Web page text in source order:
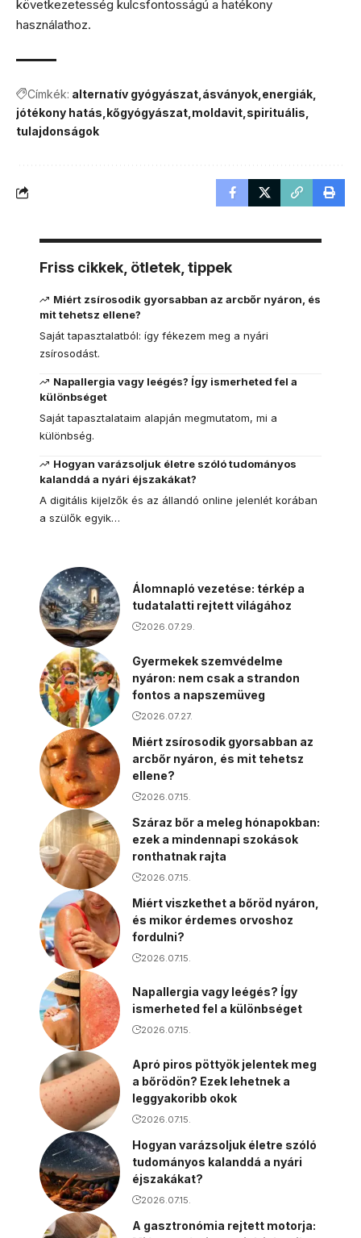
következetesség kulcsfontosságú a hatékony
használathoz.
Címkék: alternatív gyógyászat ásványok energiák
jótékony hatás kőgyógyászat moldavit spirituális
tulajdonságok
Friss cikkek, ötletek, tippek
Miért zsírosodik gyorsabban az arcbőr nyáron, és
mit tehetsz ellene?
Saját tapasztalatból: így fékezem meg a nyári
zsírosodást.
Napallergia vagy leégés? Így ismerheted fel a
különbséget
Saját tapasztalataim alapján megmutatom, mi a
különbség.
Hogyan varázsoljuk életre szóló tudományos
kalanddá a nyári éjszakákat?
A digitális kijelzők és az állandó online jelenlét korában
a szülők egyik…
Álomnapló vezetése: térkép a
tudatalatti rejtett világához
2026.07.29.
Gyermekek szemvédelme
nyáron: nem csak a strandon
fontos a napszemüveg
2026.07.27.
Miért zsírosodik gyorsabban az
arcbőr nyáron, és mit tehetsz
ellene?
2026.07.15.
Száraz bőr a meleg hónapokban:
ezek a mindennapi szokások
ronthatnak rajta
2026.07.15.
Miért viszkethet a bőröd nyáron,
és mikor érdemes orvoshoz
fordulni?
2026.07.15.
Napallergia vagy leégés? Így
ismerheted fel a különbséget
2026.07.15.
Apró piros pöttyök jelentek meg
a bőrödön? Ezek lehetnek a
leggyakoribb okok
2026.07.15.
Hogyan varázsoljuk életre szóló
tudományos kalanddá a nyári
éjszakákat?
2026.07.15.
A gasztronómia rejtett motorja: